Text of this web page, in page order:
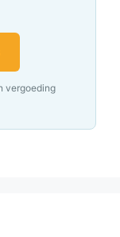
vergoeding